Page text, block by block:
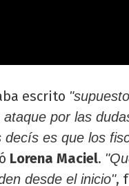
escrito
ataque por las
decís es que los
Lorena Maciel.
desde el inicio",